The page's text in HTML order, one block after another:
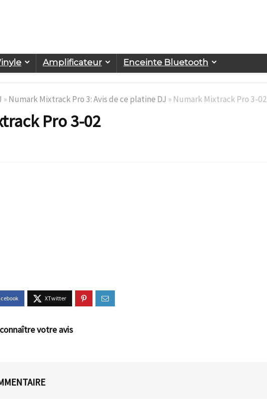
Amplificateur Enceinte Bluetooth
»Numark Mixtrack Pro 3: Avis de ce platine DJ » Numark Mixtrack Pro 3-02
Pro 3-02
votre avis